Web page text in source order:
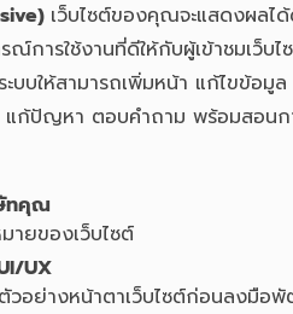
เว็บไซต์ของคุณจะแสดงผลไ
รณ์การใช้งานที่ดีให้กับผู้เข้าชมเว็
ะบบให้สามารถเพิ่มหน้า แก้ไขข้อ
ก้ปัญหา ตอบคำถาม พร้อมสอนกา
ทคุณ
ายของเว็บไซต์
UX
วอย่างหน้าตาเว็บไซต์ก่อนลงมือ